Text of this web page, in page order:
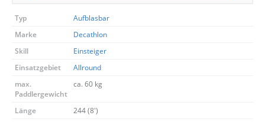
Typ
Aufblasbar
Marke
Decathlon
Skill
Einsteiger
Einsatzgebiet
Allround
max.
Paddlergewicht
ca. 60 kg
Länge
244 (8')